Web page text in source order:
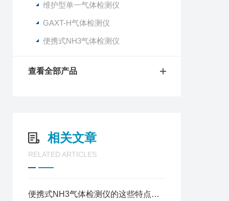
维护型单一气体检测仪
GAXT-H气体检测仪
便携式NH3气体检测仪
查看全部产品
相关文章
RELATED ARTICLES
便携式NH3气体检测仪的这些特点被大家所熟知！